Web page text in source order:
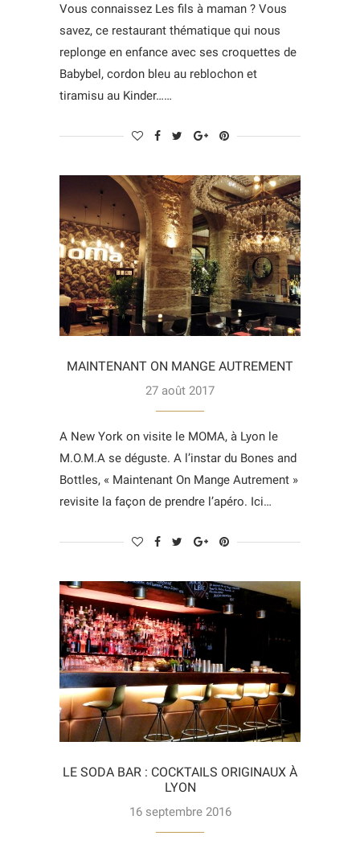
Vous connaissez Les fils à maman ? Vous
savez, ce restaurant thématique qui nous
replonge en enfance avec ses croquettes de
Babybel, cordon bleu au reblochon et
tiramisu au Kinder……
MAINTENANT ON MANGE AUTREMENT
27 août 2017
A New York on visite le MOMA, à Lyon le
M.O.M.A se déguste. A l’instar du Bones and
Bottles, « Maintenant On Mange Autrement »
revisite la façon de prendre l’apéro. Ici…
LE SODA BAR : COCKTAILS ORIGINAUX À
LYON
16 septembre 2016